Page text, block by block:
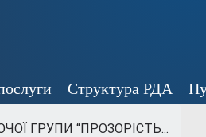
Структура РДА
ГРУПИ “ПРОЗОРІСТЬ...